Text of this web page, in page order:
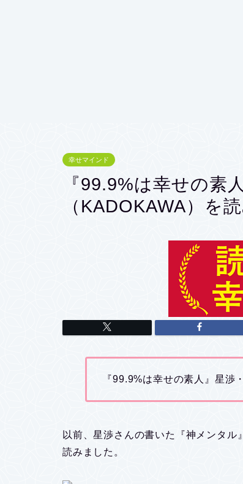
幸せマインド
『99.9%は幸せの素
（KADOKAWA）を
『99.9%は幸せの素人』星渉
以前、星渉さんの書いた『神メンタ
読みました。